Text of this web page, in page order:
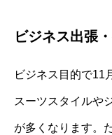
ビジネス出張
ビジネス目的で11
スーツスタイルや
が多くなります。